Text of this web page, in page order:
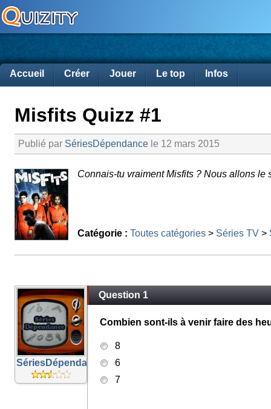
Accueil Créer Jouer Le top Infos
Misfits Quizz #1
Publié par SériesDépendance le 12 mars 2015
Connais-tu vraiment Misfits ? Nous allons le
Catégorie : Toutes catégories > Séries TV >
SériesDépendance
Question 1
Combien sont-ils à venir faire des
8
6
7